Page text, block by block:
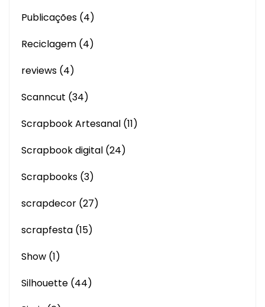
Publicações (4)
Reciclagem (4)
reviews (4)
Scanncut (34)
Scrapbook Artesanal (11)
Scrapbook digital (24)
Scrapbooks (3)
scrapdecor (27)
scrapfesta (15)
Show (1)
Silhouette (44)